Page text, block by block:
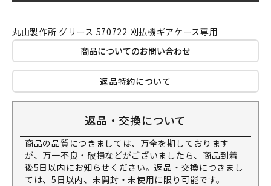
丸山製作所 グリース 570722 刈払機ギアケース専用
商品についてのお問い合わせ
返品特約について
返品・交換について
商品の品質につきましては、万全を期しております
が、万一不良・破損などがございましたら、商品到着
後5日以内にお知らせください。返品・交換につきまし
ては、5日以内、未開封・未使用に限り可能です。